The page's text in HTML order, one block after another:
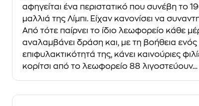
αφηγείται ένα περιστατικό που συνέβη το
μαλλιά της Λίμπι. Είχαν κανονίσει να
Από τότε παίρνει το ίδιο λεωφορείο κάθε
αναλαμβάνει δράση και, με τη βοήθεια
επιφυλακτικότητά της, κάνει καινούριες
κορίτσι από το λεωφορείο 88 λιγοστεύουν…